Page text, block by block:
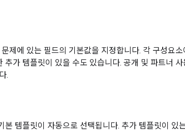
문제에 있는 필드의 기본값을 지정합니다. 각 구성요
가 템플릿이 있을 수도 있습니다. 공개 및 파트너
.
본 템플릿이 자동으로 선택됩니다. 추가 템플릿이 있